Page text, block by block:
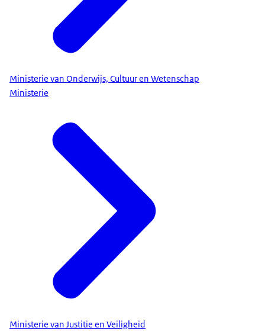
Ministerie van Onderwijs, Cultuur en Wetenschap
Ministerie
Ministerie van Justitie en Veiligheid